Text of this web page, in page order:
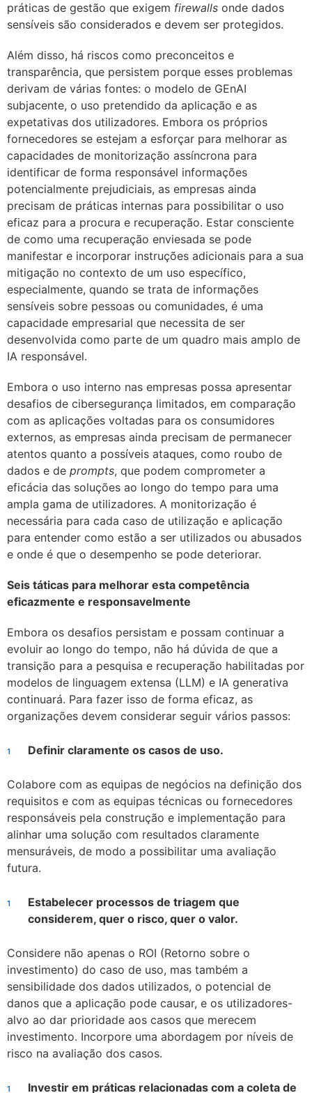
práticas de gestão que exigem firewalls onde dados
sensíveis são considerados e devem ser protegidos.
Além disso, há riscos como preconceitos e
transparência, que persistem porque esses problemas
derivam de várias fontes: o modelo de GEnAI
subjacente, o uso pretendido da aplicação e as
expetativas dos utilizadores. Embora os próprios
fornecedores se estejam a esforçar para melhorar as
capacidades de monitorização assíncrona para
identificar de forma responsável informações
potencialmente prejudiciais, as empresas ainda
precisam de práticas internas para possibilitar o uso
eficaz para a procura e recuperação. Estar consciente
de como uma recuperação enviesada se pode
manifestar e incorporar instruções adicionais para a sua
mitigação no contexto de um uso específico,
especialmente, quando se trata de informações
sensíveis sobre pessoas ou comunidades, é uma
capacidade empresarial que necessita de ser
desenvolvida como parte de um quadro mais amplo de
IA responsável.
Embora o uso interno nas empresas possa apresentar
desafios de cibersegurança limitados, em comparação
com as aplicações voltadas para os consumidores
externos, as empresas ainda precisam de permanecer
atentos quanto a possíveis ataques, como roubo de
dados e de prompts, que podem comprometer a
eficácia das soluções ao longo do tempo para uma
ampla gama de utilizadores. A monitorização é
necessária para cada caso de utilização e aplicação
para entender como estão a ser utilizados ou abusados
e onde é que o desempenho se pode deteriorar.
Seis táticas para melhorar esta competência
eficazmente e responsavelmente
Embora os desafios persistam e possam continuar a
evoluir ao longo do tempo, não há dúvida de que a
transição para a pesquisa e recuperação habilitadas por
modelos de linguagem extensa (LLM) e IA generativa
continuará. Para fazer isso de forma eficaz, as
organizações devem considerar seguir vários passos:
Definir claramente os casos de uso.
Colabore com as equipas de negócios na definição dos
requisitos e com as equipas técnicas ou fornecedores
responsáveis pela construção e implementação para
alinhar uma solução com resultados claramente
mensuráveis, de modo a possibilitar uma avaliação
futura.
Estabelecer processos de triagem que
considerem, quer o risco, quer o valor.
Considere não apenas o ROI (Retorno sobre o
investimento) do caso de uso, mas também a
sensibilidade dos dados utilizados, o potencial de
danos que a aplicação pode causar, e os utilizadores-
alvo ao dar prioridade aos casos que merecem
investimento. Incorpore uma abordagem por níveis de
risco na avaliação dos casos.
Investir em práticas relacionadas com a coleta de